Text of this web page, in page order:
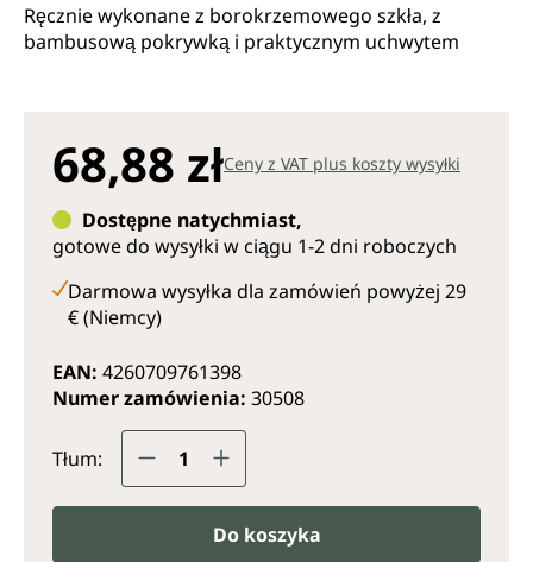
Ręcznie wykonane z borokrzemowego szkła, z
bambusową pokrywką i praktycznym uchwytem
68,88 złCeny z VAT plus koszty wysyłki
Dostępne natychmiast,
gotowe do wysyłki w ciągu 1-2 dni roboczych
Darmowa wysyłka dla zamówień powyżej 29
€ (Niemcy)
EAN: 4260709761398
Numer zamówienia: 30508
Tłum: Ilość produktu: Wprowadź
Do koszyka